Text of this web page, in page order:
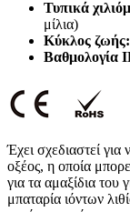
Τυπικά
μίλια)
Κύκλος ζωής:
Βαθμολογία
Έχει σχεδιαστεί
οξέος, η οποία
για τα αμαξίδια
μπαταρία ιόντων